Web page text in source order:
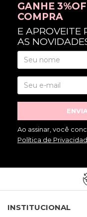
GANHE
COMPRA
E APROVEITE
AS
Ao assinar, você
Política de
INSTITUCIONAL